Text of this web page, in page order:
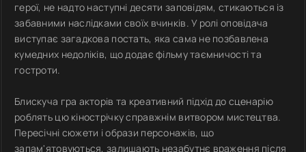
герої, не надто наступні десяти заповідям, стикаються із
забавними наслідками своїх вчинків. У ролі оповідача
виступає загадкова постать, яка сама не позбавлена ​​
кумедних недоліків, що додає фільму таємничості та
гостроти.
Блискуча гра акторів та креативний підхід до сценарію
роблять цю кінострічку справжнім витвором мистецтва.
Пересічні сюжети і образи персонажів, що
запам'ятовуються, залишають незабутнє враження після